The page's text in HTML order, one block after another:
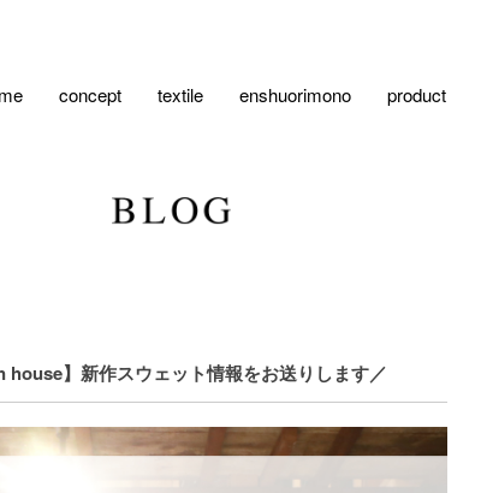
concept textile enshuorimono product
】新作スウェット情報をお送りします／